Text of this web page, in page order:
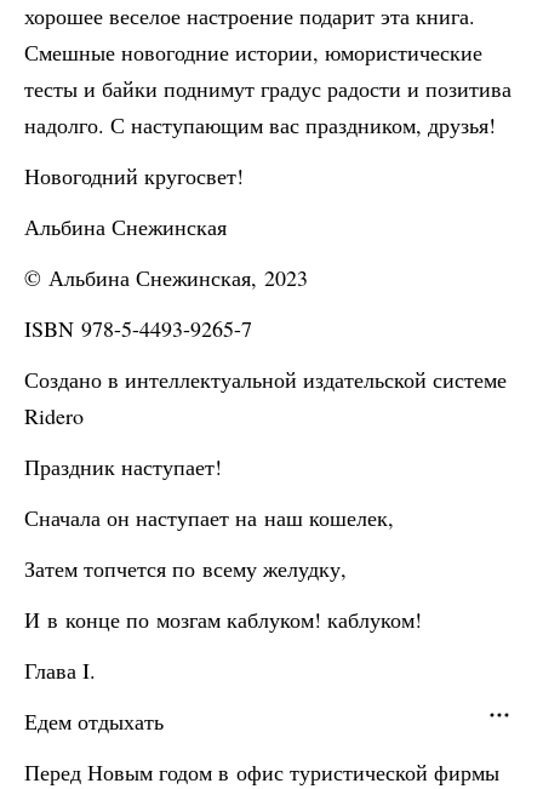
хорошее веселое настроение подарит эта книга.
Смешные новогодние истории, юмористические
тесты и байки поднимут градус радости и позитива
надолго. С наступающим вас праздником, друзья!
Новогодний кругосвет!
Альбина Снежинская
© Альбина Снежинская, 2023
ISBN 978-5-4493-9265-7
Создано в интеллектуальной издательской системе
Ridero
Праздник наступает!
Сначала он наступает на наш кошелек,
Затем топчется по всему желудку,
И в конце по мозгам каблуком! каблуком!
Глава I.
Едем отдыхать
Перед Новым годом в офис туристической фирмы